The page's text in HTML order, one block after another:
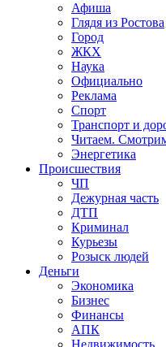
Афиша
Глядя из Ростова
Город
ЖКХ
Наука
Официально
Реклама
Спорт
Транспорт и
Читаем.
Энергетика
Происшествия
ЧП
Дежурная часть
ДТП
Криминал
Курьезы
Розыск людей
Деньги
Экономика
Бизнес
Финансы
АПК
Недвижимость